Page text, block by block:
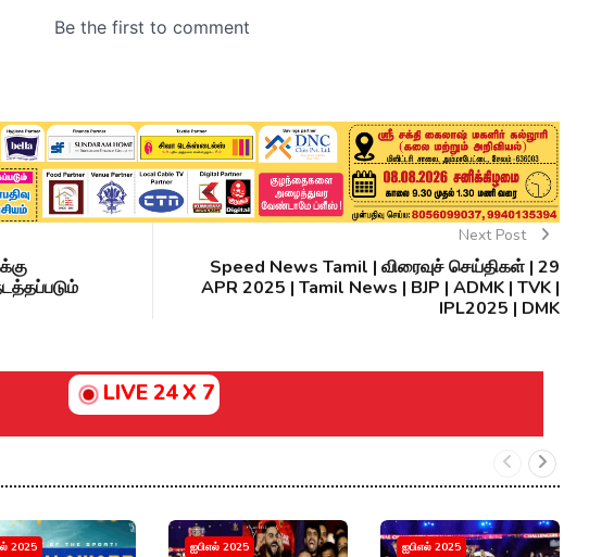
Next Post
Speed News Tamil | விரைவுச் செய்திகள் | 29
APR 2025 | Tamil News | BJP | ADMK | TVK |
IPL2025 | DMK
LIVE 24 X 7
2025 ஐபிஎல் 2025 ஐபிஎல் 2025